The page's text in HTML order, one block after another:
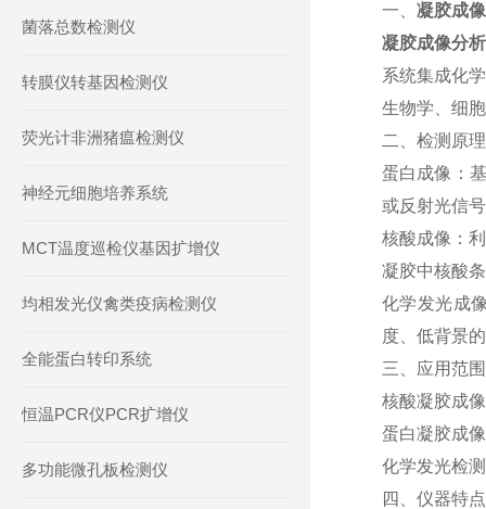
一、 凝胶成
凝胶成像分
系统集成化
生物学、细
二、检测原理
蛋白成像：
或反射光信
核酸成像：
凝胶中核酸
化学发光成
度、低背景
三、应用范围
核酸凝胶成
蛋白凝胶成
化学发光检
四、仪器特点
菌落总数检测仪
转膜仪转基因检测仪
荧光计非洲猪瘟检测仪
神经元细胞培养系统
MCT温度巡检仪基因扩增仪
均相发光仪禽类疫病检测仪
全能蛋白转印系统
恒温PCR仪PCR扩增仪
多功能微孔板检测仪